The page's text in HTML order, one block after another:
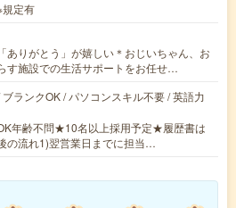
定有
ありがとう」が嬉しい＊おじいちゃん、お
す施設での生活サポートをお任せ…
ブランクOK / パソコンスキル不要 / 英語力
年齢不問★10名以上採用予定★履歴書は
の流れ1)翌営業日までに担当…